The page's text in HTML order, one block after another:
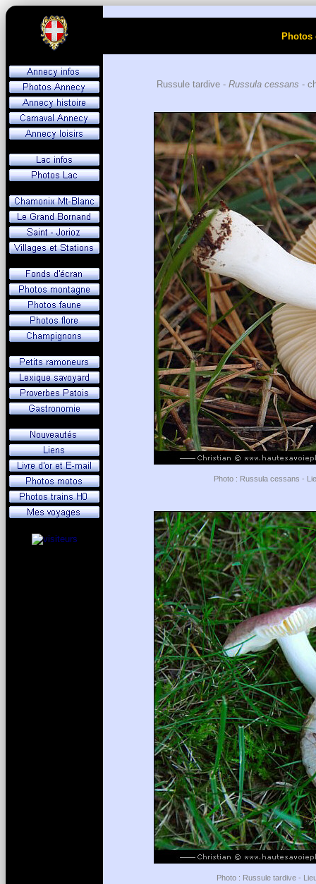
Russule tardive - Russula cessans -
Photo : Russula cessans -
Photo : Russule tardive -